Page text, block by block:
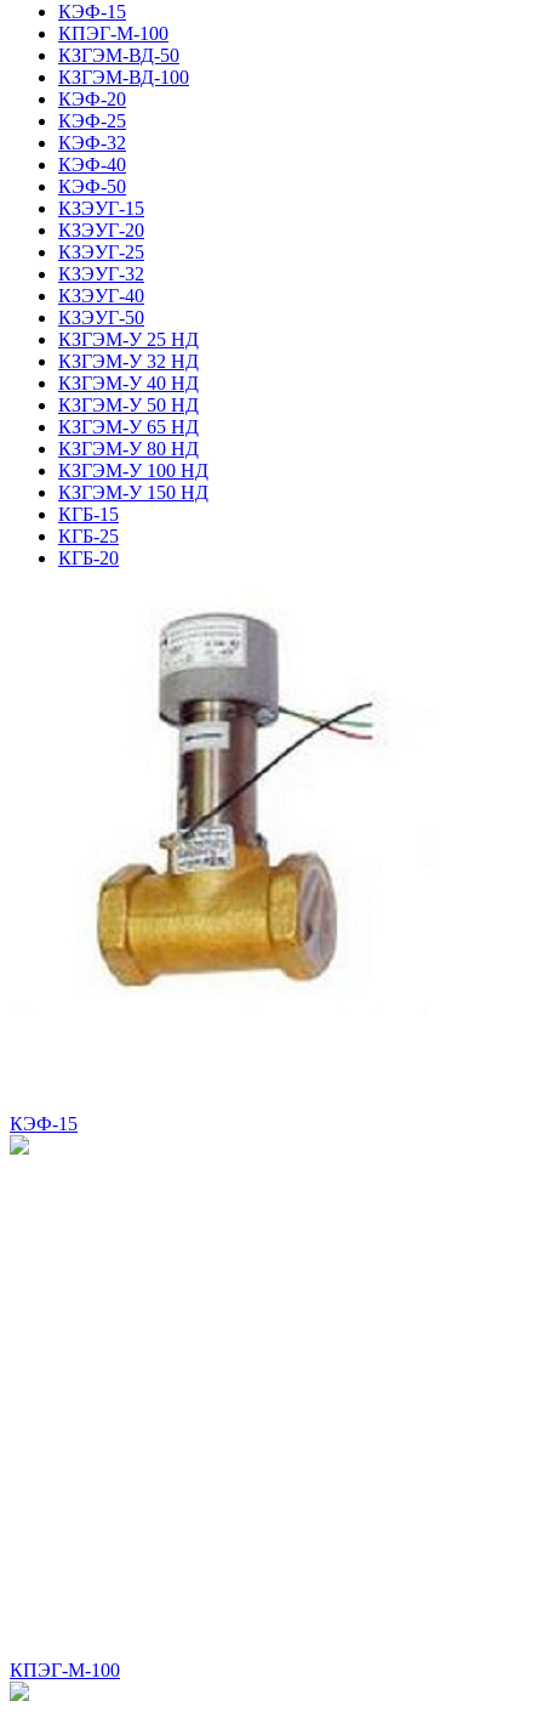
КЭФ-15
КПЭГ-М-100
КЗГЭМ-ВД-50
КЗГЭМ-ВД-100
КЭФ-20
КЭФ-25
КЭФ-32
КЭФ-40
КЭФ-50
КЗЭУГ-15
КЗЭУГ-20
КЗЭУГ-25
КЗЭУГ-32
КЗЭУГ-40
КЗЭУГ-50
КЗГЭМ-У 25 НД
КЗГЭМ-У 32 НД
КЗГЭМ-У 40 НД
КЗГЭМ-У 50 НД
КЗГЭМ-У 65 НД
КЗГЭМ-У 80 НД
КЗГЭМ-У 100 НД
КЗГЭМ-У 150 НД
КГБ-15
КГБ-25
КГБ-20
КЭФ-15
КПЭГ-М-100